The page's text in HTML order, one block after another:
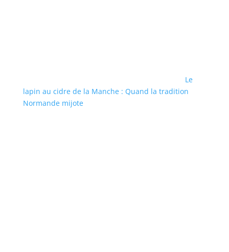
Le
lapin au cidre de la Manche : Quand la tradition
Normande mijote